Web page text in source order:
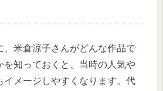
、米倉涼子さんがどんな作品で
を知っておくと、当時の人気や
イメージしやすくなります。代